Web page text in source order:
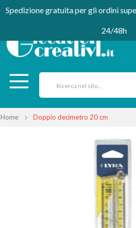
Spedizione gratuita per gli ordini
24/48h
Home Doppio decimetro 20 cm